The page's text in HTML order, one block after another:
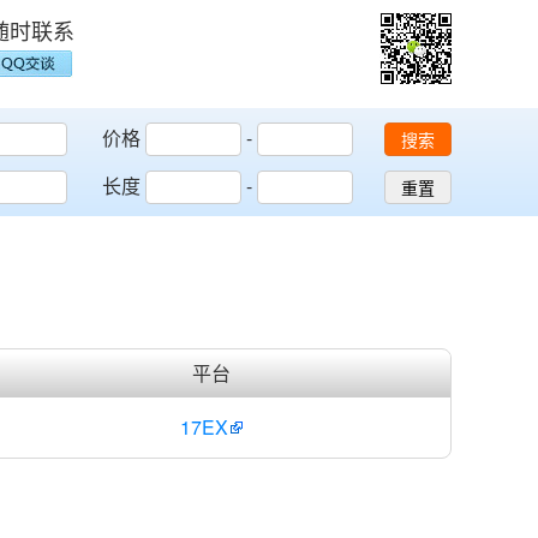
时联系
价格
-
长度
-
搜索
重置
平台
17EX